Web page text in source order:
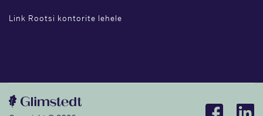
Link Rootsi kontorite lehele